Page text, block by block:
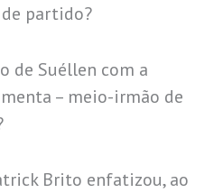
partido?
de Suéllen com a
– meio-irmão de
Brito enfatizou, ao